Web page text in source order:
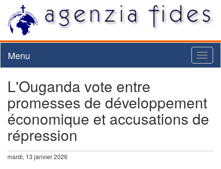
Menu
L'Ouganda vote entre
promesses de développement
économique et accusations de
répression
mardi, 13 janvier 2026